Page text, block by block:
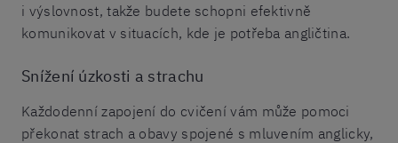
i výslovnost, takže budete schopni efektivně
komunikovat v situacích, kde je potřeba angličtina.
Snížení úzkosti a strachu
Každodenní zapojení do cvičení vám může pomoci
překonat strach a obavy spojené s mluvením anglicky,